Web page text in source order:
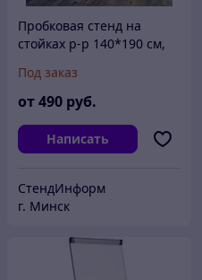
Пробковая стенд на
стойках р-р 140*190 см,
Под заказ
от490 руб.
Написать
СтендИнформ
г. Минск